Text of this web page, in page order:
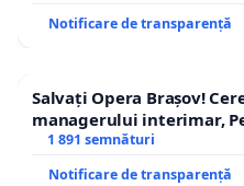
Notificare de transparență
Salvați Opera Brașov!
managerului interimar,
1 891 semnături
Notificare de transparență